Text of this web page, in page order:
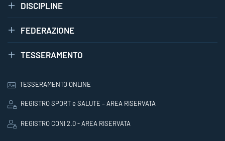
DISCIPLINE
FEDERAZIONE
TESSERAMENTO
TESSERAMENTO ONLINE
REGISTRO SPORT e SALUTE – AREA RISERVATA
REGISTRO CONI 2.0 - AREA RISERVATA